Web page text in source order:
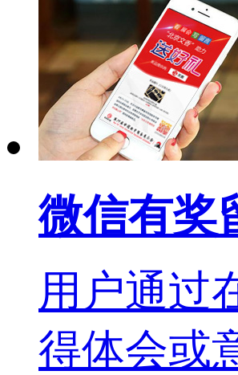
微信有奖
用户通过
得体会或